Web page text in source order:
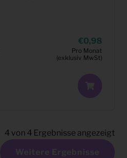
0,98
Pro Monat
(exklusiv MwSt)
4 von 4 Ergebnisse angezeigt
Weitere Ergebnisse